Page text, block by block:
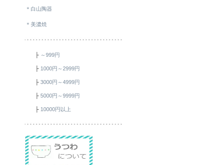
＊白山陶器
＊美濃焼
├ ～999円
├ 1000円～2999円
├ 3000円～4999円
├ 5000円～9999円
├ 10000円以上